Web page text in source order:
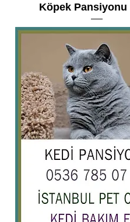
Köpek Pansiyonu